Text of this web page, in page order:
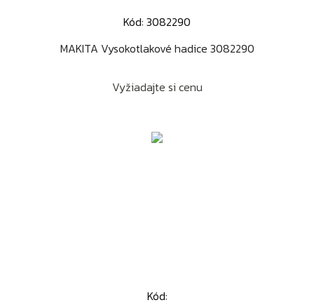
Kód: 3082290
MAKITA Vysokotlakové hadice 3082290
Vyžiadajte si cenu
Kód: